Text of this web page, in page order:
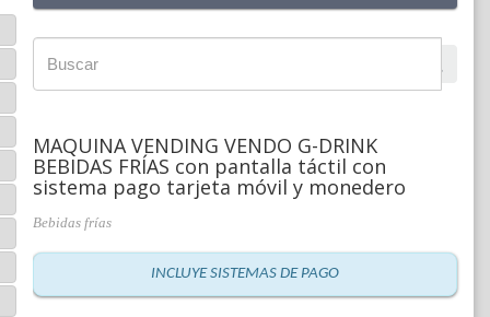
MAQUINA VENDING VENDO G-DRINK
BEBIDAS FRÍAS con pantalla táctil con
sistema pago tarjeta móvil y monedero
Bebidas frías
INCLUYE SISTEMAS DE PAGO